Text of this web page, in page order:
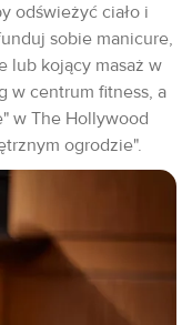
odświeżyć ciało i
sobie manicure,
lub kojący masaż w
w centrum fitness, a
w The Hollywood
ogrodzie".